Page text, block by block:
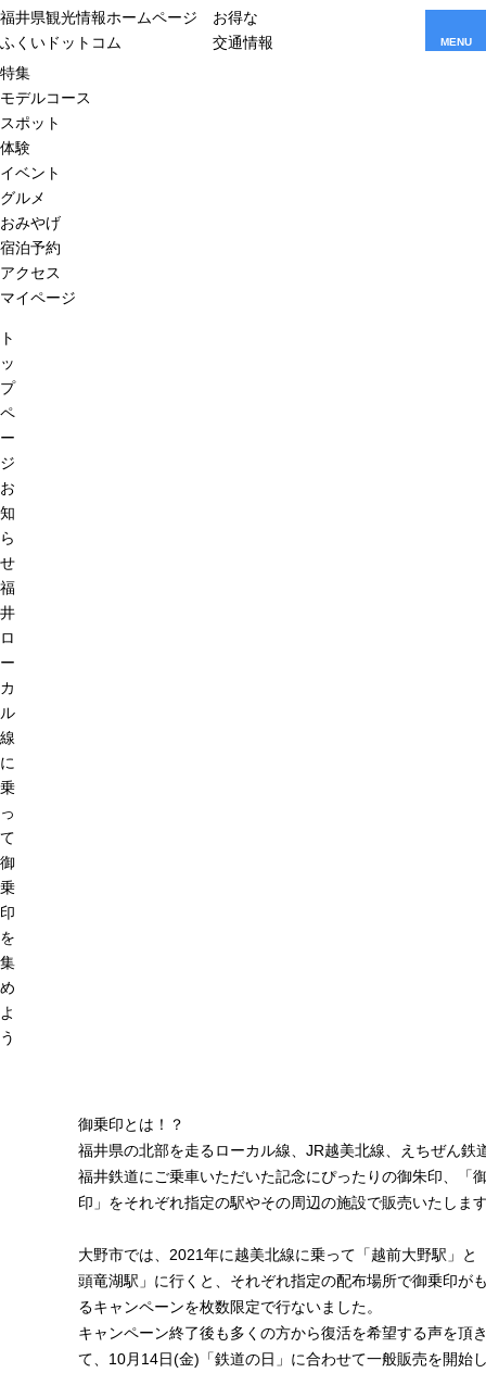
福井県観光情報ホームページ
ふくいドットコム
お得な
交通情報
MENU
特集
モデルコース
スポット
体験
イベント
グルメ
おみやげ
宿泊予約
アクセス
マイページ
ト
ッ
プ
ペ
ー
ジ
お
知
ら
せ
福
井
ロ
ー
カ
ル
線
に
乗
っ
て
御
乗
印
を
集
め
よ
う
御乗印とは！？
福井県の北部を走るローカル線、JR越美北線、えちぜん鉄
福井鉄道にご乗車いただいた記念にぴったりの御朱印、「
印」をそれぞれ指定の駅やその周辺の施設で販売いたしま
大野市では、2021年に越美北線に乗って「越前大野駅」と
頭竜湖駅」に行くと、それぞれ指定の配布場所で御乗印が
るキャンペーンを枚数限定で行ないました。
キャンペーン終了後も多くの方から復活を希望する声を頂
て、10月14日(金)「鉄道の日」に合わせて一般販売を開始